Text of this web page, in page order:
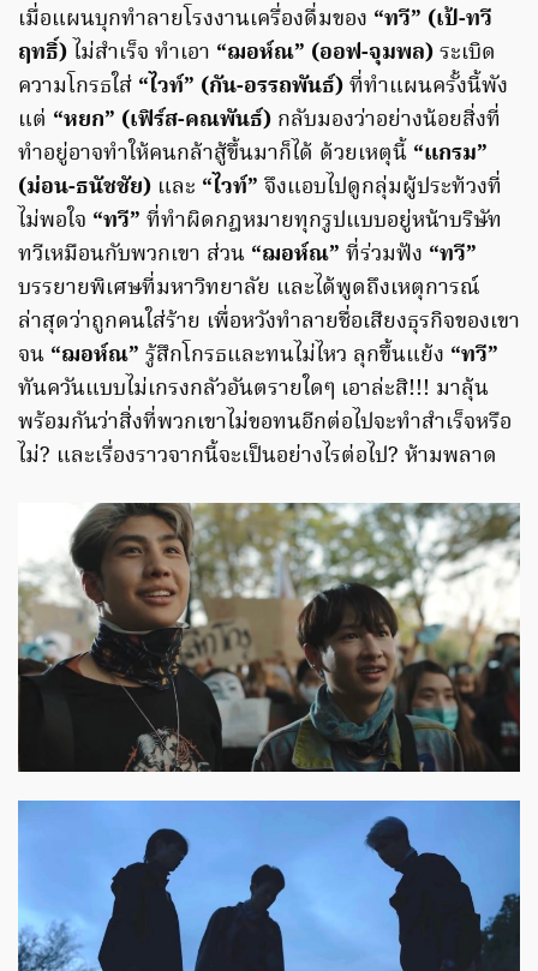
เมื่อแผนบุกทำลายโรงงานเครื่องดื่มของ “ทวี” (เป้-ทวี
ฤทธิ์) ไม่สำเร็จ ทำเอา “ฌอห์ณ” (ออฟ-จุมพล)ระเบิด
ความโกรธใส่ “ไวท์” (กัน-อรรถพันธ์)ที่ทำแผนครั้งนี้พัง
แต่ “หยก” (เฟิร์ส-คณพันธ์) กลับมองว่าอย่างน้อยสิ่งที่
ทำอยู่อาจทำให้คนกล้าสู้ขึ้นมาก็ได้ ด้วยเหตุนี้ “แกรม”
(ม่อน-ธนัชชัย) และ “ไวท์” จึงแอบไปดูกลุ่มผู้ประท้วงที่
ไม่พอใจ “ทวี” ที่ทำผิดกฎหมายทุกรูปแบบอยู่หน้าบริษัท
ทวีเหมือนกับพวกเขา ส่วน “ฌอห์ณ” ที่ร่วมฟัง “ทวี”
บรรยายพิเศษที่มหาวิทยาลัย และได้พูดถึงเหตุการณ์
ล่าสุดว่าถูกคนใส่ร้าย เพื่อหวังทำลายชื่อเสียงธุรกิจของเขา
จน “ฌอห์ณ” รู้สึกโกรธและทนไม่ไหว ลุกขึ้นแย้ง “ทวี”
ทันควันแบบไม่เกรงกลัวอันตรายใดๆ เอาล่ะสิ!!! มาลุ้น
พร้อมกันว่าสิ่งที่พวกเขาไม่ขอทนอีกต่อไปจะทำสำเร็จหรือ
ไม่? และเรื่องราวจากนี้จะเป็นอย่างไรต่อไป? ห้ามพลาด